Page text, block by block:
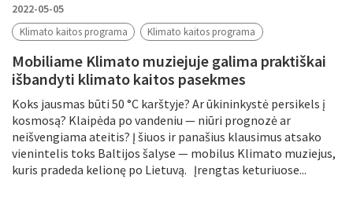
2022-05-05
Klimato kaitos programa Klimato kaitos programa
Mobiliame Klimato muziejuje galima praktiškai
išbandyti klimato kaitos pasekmes
Koks jausmas būti 50 °C karštyje? Ar ūkininkystė persikels į
kosmosą? Klaipėda po vandeniu — niūri prognozė ar
neišvengiama ateitis? Į šiuos ir panašius klausimus atsako
vienintelis toks Baltijos šalyse — mobilus Klimato muziejus,
kuris pradeda kelionę po Lietuvą. Įrengtas keturiuose...